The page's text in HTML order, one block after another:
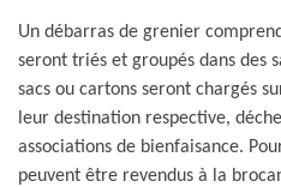
Un débarras de grenier
seront triés et groupés dans des
sacs ou cartons seront chargés
leur destination respective,
associations de bienfaisance.
peuvent être revendus à la